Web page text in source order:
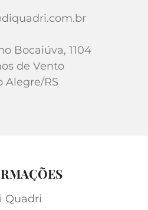
Bocaiúva, 1104
de Vento
Alegre/RS
Quadri